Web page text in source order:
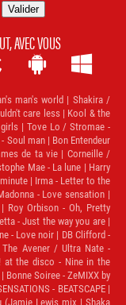
AVEC VOUS
 
man's world | Shakira /
care less | Kool & the
| Tove Lo / Stromae -
Soul man | Bon Entendeur
de ta vie | Corneille /
Mae - La lune | Harry
| Irma - Letter to the
- Love sensation |
Roy Orbison - Oh, Pretty
- Just the way you are |
- Love noir | DB Clifford -
Avener / Ultra Nate -
at the disco - Nine in the
Soiree - ZeMIXX by
- BEATSCAPE |
(Jamie Lewis mix | Shaka